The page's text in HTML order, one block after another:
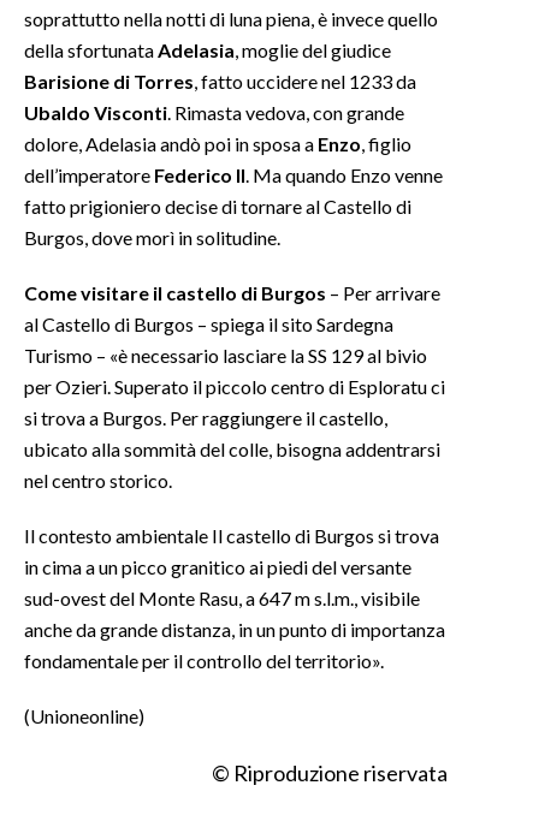
soprattutto nella notti di luna piena, è invece quello
della sfortunata Adelasia , moglie del giudice
Barisione di Torres , fatto uccidere nel 1233 da
Ubaldo Visconti . Rimasta vedova, con grande
dolore, Adelasia andò poi in sposa a Enzo , figlio
dell’imperatore Federico II . Ma quando Enzo venne
fatto prigioniero decise di tornare al Castello di
Burgos, dove morì in solitudine.
Come visitare il castello di Burgos – Per arrivare
al Castello di Burgos – spiega il sito Sardegna
Turismo – «è necessario lasciare la SS 129 al bivio
per Ozieri. Superato il piccolo centro di Esploratu ci
si trova a Burgos. Per raggiungere il castello,
ubicato alla sommità del colle, bisogna addentrarsi
nel centro storico.
Il contesto ambientale Il castello di Burgos si trova
in cima a un picco granitico ai piedi del versante
sud-ovest del Monte Rasu, a 647 m s.l.m., visibile
anche da grande distanza, in un punto di importanza
fondamentale per il controllo del territorio».
(Unioneonline)
© Riproduzione riservata